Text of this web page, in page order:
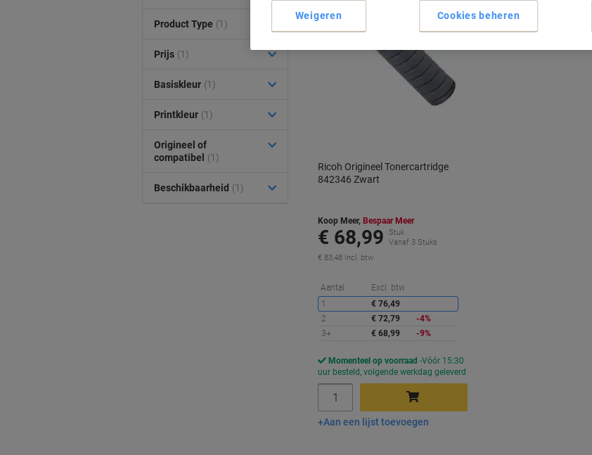
Ricoh Origineel Tonercartridge
842346 Zwart
Koop Meer, Bespaar Meer
€ 68,99
Stuk
Vanaf 3 Stuks
€ 83,48 Incl. btw
Aantal Excl. btw
1
€ 76,49
2
€ 72,79
-4%
3+
€ 68,99 -9%
Momenteel op voorraad Vóór 15:30
uur besteld, volgende werkdag geleverd
In winkelwagen
Aan een lijst toevoegen
Product Type (1)
Prijs (1)
Basiskleur (1)
Printkleur (1)
Origineel of
compatibel
(1)
Beschikbaarheid (1)
Cookies beheren
Weigeren